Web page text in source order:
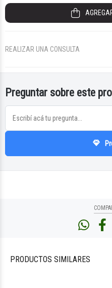
REALIZAR UNA CONSULTA
Preguntar sobre este
PRODUCTOS SIMILARES